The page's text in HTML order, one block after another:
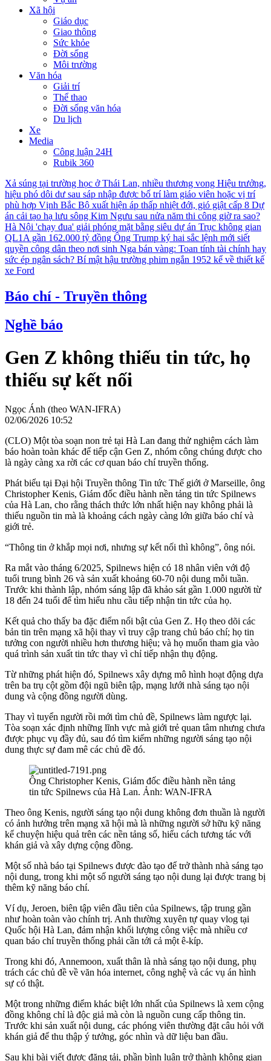
Xã hội
Giáo dục
Giao thông
Sức khỏe
Đời sống
Môi trường
Văn hóa
Giải trí
Thể thao
Đời sống văn hóa
Du lịch
Xe
Media
Công luận 24H
Rubik 360
Xả súng tại trường học ở Thái Lan, nhiều thương vong Hiệu trưởng,
hiệu phó dôi dư sau sáp nhập được bố trí làm giáo viên hoặc vị trí
phù hợp Vịnh Bắc Bộ xuất hiện áp thấp nhiệt đới, gió giật cấp 8 Dự
án cải tạo hạ lưu sông Kim Ngưu sau nửa năm thi công giờ ra sao?
Hà Nội 'chạy đua' giải phóng mặt bằng siêu dự án Trục không gian
QL1A gần 162.000 tỷ đồng Ông Trump ký hai sắc lệnh mới siết
quyền công dân theo nơi sinh Nga bán vàng: Toan tính tài chính hay
sức ép ngân sách? Bí mật hậu trường phim ngắn 1952 kể về thiết kế
xe Ford
Báo chí - Truyền thông
Nghề báo
Gen Z không thiếu tin tức, họ
thiếu sự kết nối
Ngọc Ánh (theo WAN-IFRA)
02/06/2026 10:52
(CLO) Một tòa soạn non trẻ tại Hà Lan đang thử nghiệm cách làm
báo hoàn toàn khác để tiếp cận Gen Z, nhóm công chúng được cho
là ngày càng xa rời các cơ quan báo chí truyền thống.
Phát biểu tại Đại hội Truyền thông Tin tức Thế giới ở Marseille, ông
Christopher Kenis, Giám đốc điều hành nền tảng tin tức Spilnews
của Hà Lan, cho rằng thách thức lớn nhất hiện nay không phải là
thiếu nguồn tin mà là khoảng cách ngày càng lớn giữa báo chí và
giới trẻ.
“Thông tin ở khắp mọi nơi, nhưng sự kết nối thì không”, ông nói.
Ra mắt vào tháng 6/2025, Spilnews hiện có 18 nhân viên với độ
tuổi trung bình 26 và sản xuất khoảng 60-70 nội dung mỗi tuần.
Trước khi thành lập, nhóm sáng lập đã khảo sát gần 1.000 người từ
18 đến 24 tuổi để tìm hiểu nhu cầu tiếp nhận tin tức của họ.
Kết quả cho thấy ba đặc điểm nổi bật của Gen Z. Họ theo dõi các
bản tin trên mạng xã hội thay vì truy cập trang chủ báo chí; họ tin
tưởng con người nhiều hơn thương hiệu; và họ muốn tham gia vào
quá trình sản xuất tin tức thay vì chỉ tiếp nhận thụ động.
Từ những phát hiện đó, Spilnews xây dựng mô hình hoạt động dựa
trên ba trụ cột gồm đội ngũ biên tập, mạng lưới nhà sáng tạo nội
dung và cộng đồng người dùng.
Thay vì tuyển người rồi mới tìm chủ đề, Spilnews làm ngược lại.
Tòa soạn xác định những lĩnh vực mà giới trẻ quan tâm nhưng chưa
được phục vụ đầy đủ, sau đó tìm kiếm những người sáng tạo nội
dung thực sự đam mê các chủ đề đó.
Ông Christopher Kenis, Giám đốc điều hành nền tảng
tin tức Spilnews của Hà Lan. Ảnh: WAN-IFRA
Theo ông Kenis, người sáng tạo nội dung không đơn thuần là người
có ảnh hưởng trên mạng xã hội mà là những người sở hữu kỹ năng
kể chuyện hiệu quả trên các nền tảng số, hiểu cách tương tác với
khán giả và xây dựng cộng đồng.
Một số nhà báo tại Spilnews được đào tạo để trở thành nhà sáng tạo
nội dung, trong khi một số người sáng tạo nội dung lại được trang bị
thêm kỹ năng báo chí.
Ví dụ, Jeroen, biên tập viên đầu tiên của Spilnews, tập trung gần
như hoàn toàn vào chính trị. Anh thường xuyên tự quay vlog tại
Quốc hội Hà Lan, đảm nhận khối lượng công việc mà nhiều cơ
quan báo chí truyền thống phải cần tới cả một ê-kíp.
Trong khi đó, Annemoon, xuất thân là nhà sáng tạo nội dung, phụ
trách các chủ đề về văn hóa internet, công nghệ và các vụ án hình
sự có thật.
Một trong những điểm khác biệt lớn nhất của Spilnews là xem cộng
đồng không chỉ là độc giả mà còn là nguồn cung cấp thông tin.
Trước khi sản xuất nội dung, các phóng viên thường đặt câu hỏi với
khán giả để thu thập ý tưởng, góc nhìn và dữ liệu ban đầu.
Sau khi bài viết được đăng tải, phần bình luận trở thành không gian